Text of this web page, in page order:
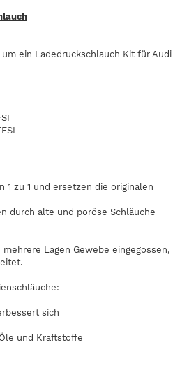
ein Ladedruckschlauch Kit für Audi
1 zu 1 und ersetzen die originalen
durch alte und poröse Schläuche
mehrere Lagen Gewebe eingegossen,
sich
und Kraftstoffe